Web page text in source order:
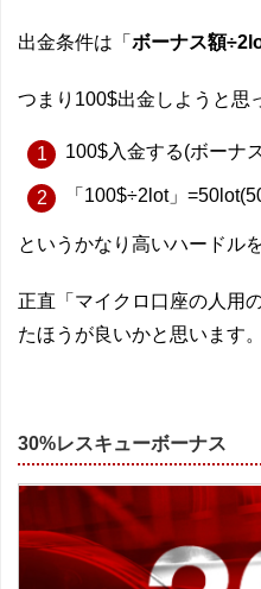
出金条件は「 ボーナス額
つまり100$出金しようと思
100$入金する(ボーナ
「100$÷2lot」
というかなり高いハードル
正直「マイクロ口座の人用
たほうが良いかと思います。
30%レスキューボーナス